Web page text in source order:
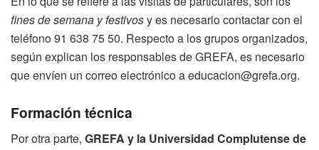
fines de semana y festivosy es necesario contactar con el
teléfono 91 638 75 50. Respecto a los grupos organizados,
según explican los responsables de GREFA, es necesario
que envíen un correo electrónico a educacion@grefa.org.
Formación técnica
Por otra parte, GREFA y la Universidad Complutense de